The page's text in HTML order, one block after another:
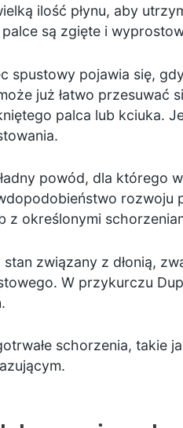
ilość płynu, aby
są zgięte i
spustowy pojawia się,
już łatwo przesuwać
palca lub kciuka.
powód, dla którego
rozwoju
z określonymi
stan związany z dłonią,
W przykurczu
schorzenia, takie